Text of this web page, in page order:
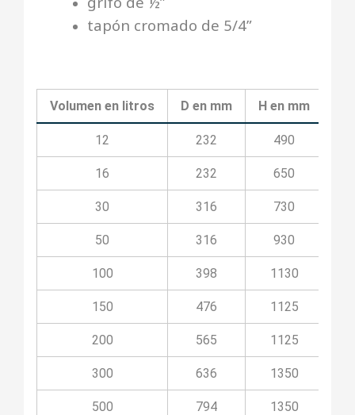
tapón cromado de 5/4”
Volumen en litros D en mm H en mm
12 232 490
16 232 650
30 316 730
50 316 930
100 398 1130
150 476 1125
200 565 1125
300 636 1350
500 794 1350